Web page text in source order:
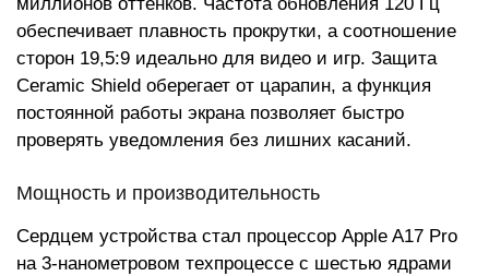
обеспечивает плавность прокрутки, а соотношение
сторон 19,5:9 идеально для видео и игр. Защита
Ceramic Shield оберегает от царапин, а функция
постоянной работы экрана позволяет быстро
проверять уведомления без лишних касаний.
Мощность и производительность
Сердцем устройства стал процессор Apple A17 Pro
на 3-нанометровом техпроцессе с шестью ядрами